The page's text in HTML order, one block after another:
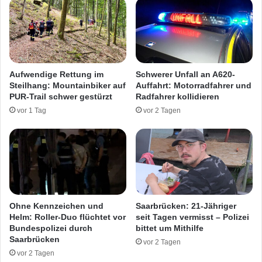
K
r
i
t
i
a
n
i
s
a
z
v
e
r
h
a
l
a
a
r
b
r
c
k
v
e
r
k
r
a
t
z
t
:
P
Aufwendige Rettung im
Steilhang: Mountainbiker auf
PUR-Trail schwer gestürzt
vor 1 Tag
Schwerer Unfall an A620-
Auffahrt: Motorradfahrer und
Radfahrer kollidieren
vor 2 Tagen
Ohne Kennzeichen und
Helm: Roller-Duo flüchtet vor
Bundespolizei durch
Saarbrücken
vor 2 Tagen
Saarbrücken: 21-Jähriger
seit Tagen vermisst – Polizei
bittet um Mithilfe
vor 2 Tagen